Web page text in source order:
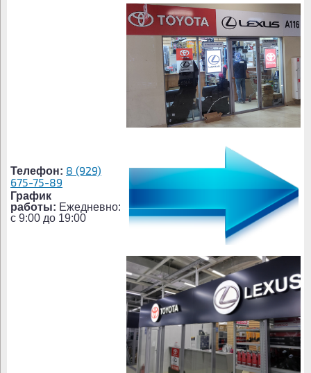
Телефон: 8 (929)
675-75-89
График
работы: Ежедневно:
c 9:00 до 19:00